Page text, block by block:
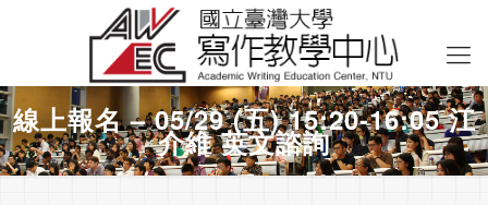
線上報名 – 05/29 (五) 15:20-16:05 江
介維 英文諮詢